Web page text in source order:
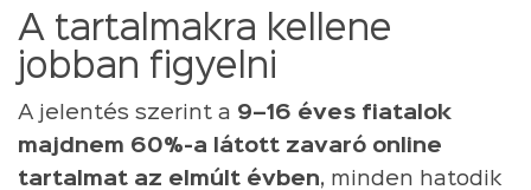
A tartalmakra kellene
jobban figyelni
A jelentés szerint a 9–16 éves fiatalok
majdnem 60%-a látott zavaró online
tartalmat az elmúlt évben, minden hatodik